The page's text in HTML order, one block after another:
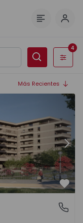
Filtros
4
Más Recientes